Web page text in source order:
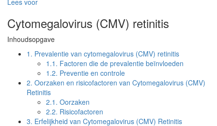
(Accesskey
Spring
Organisaties
Spring
naar
Social
Lees voor
Cytomegalovirus (CMV) retinitis
Inhoudsopgave
1. Prevalentie van cytomegalovirus (CMV) retinitis
1.1. Factoren die de prevalentie beïnvloeden
1.2. Preventie en controle
2. Oorzaken en risicofactoren van Cytomegalovirus (CMV)
Retinitis
2.1. Oorzaken
2.2. Risicofactoren
3. Erfelijkheid van Cytomegalovirus (CMV) Retinitis